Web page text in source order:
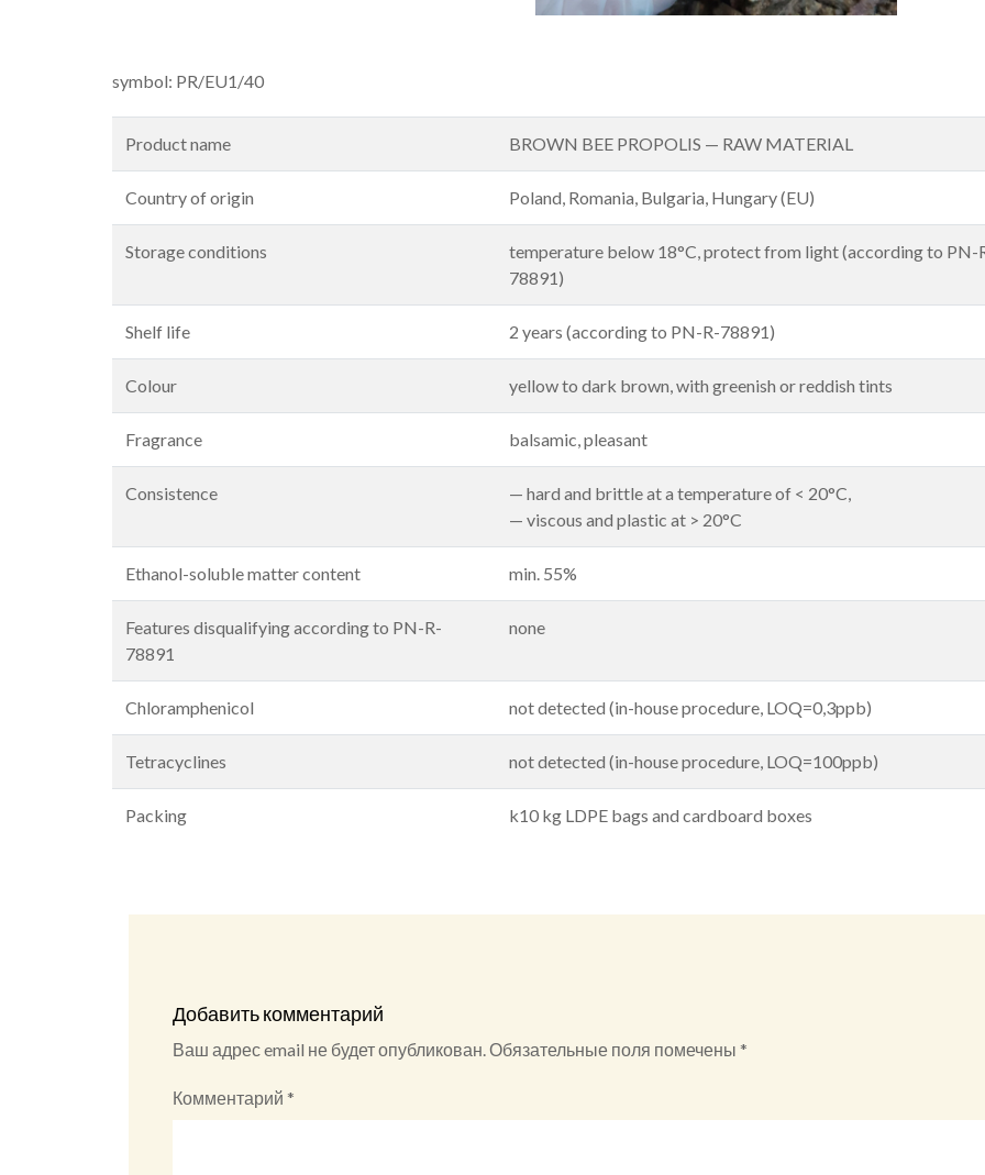
symbol: PR/EU1/40
Product name BROWN BEE PROPOLIS — RAW MATERIAL
Country of origin Poland, Romania, Bulgaria, Hungary (EU)
Storage conditions
temperature below 18°C, protect from light (according to PN-
78891)
Shelf life 2 years (according to PN-R-78891)
Colour yellow to dark brown, with greenish or reddish tints
Fragrance balsamic, pleasant
Consistence
— hard and brittle at a temperature of < 20°C,
— viscous and plastic at > 20°C
Ethanol-soluble matter content min. 55%
Features disqualifying according to PN-R-
78891
none
Chloramphenicol not detected (in-house procedure, LOQ=0,3ppb)
Tetracyclines not detected (in-house procedure, LOQ=100ppb)
Packing k10 kg LDPE bags and cardboard boxes
Добавить комментарий
Ваш адрес email не будет опубликован.Обязательные поля помечены *
Комментарий *